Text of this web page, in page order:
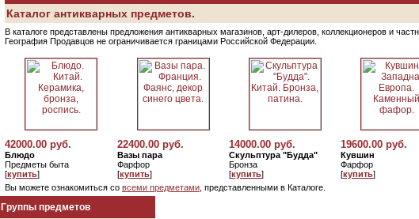
Каталог антикварных предметов.
В каталоге представлены предложения антикварных магазинов, арт-дилеров, коллекционеров и
География Продавцов не ограничивается границами Российской Федерации.
42000.00 руб.
Блюдо
Предметы быта
[купить]
22400.00 руб.
Вазы пара
Фарфор
[купить]
14000.00 руб.
Скульптура "Будда"
Бронза
[купить]
19600.00 руб.
Кувшин
Фарфор
[купить]
Вы можете ознакомиться со всеми предметами , представленными в Каталоге.
Группы предметов